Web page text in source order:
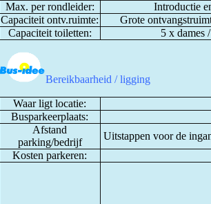
Max. per rondleider:
Introductie
Capaciteit ontv.ruimte:
Grote
Capaciteit toiletten:
5 x dames
Bereikbaarheid / ligging
Waar ligt locatie:
Busparkeerplaats:
Afstand
parking/bedrijf
Uitstappen voor de
Kosten parkeren: